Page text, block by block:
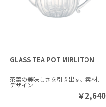
GLASS TEA POT MIRLITON
茶葉の美味しさを引き出す、素材、
デザイン
￥2,640